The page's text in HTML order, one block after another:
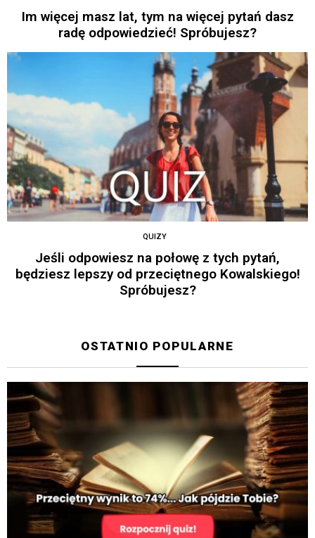
Im więcej masz lat, tym na więcej pytań dasz
radę odpowiedzieć! Spróbujesz?
QUIZY
Jeśli odpowiesz na połowę z tych pytań,
będziesz lepszy od przeciętnego Kowalskiego!
Spróbujesz?
OSTATNIO POPULARNE